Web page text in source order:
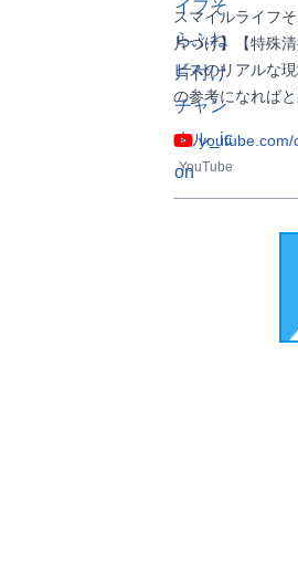
スマイルライフ
片づけ】【特殊
ビスのリアルな
の参考になれ
youtube.com/
YouTube